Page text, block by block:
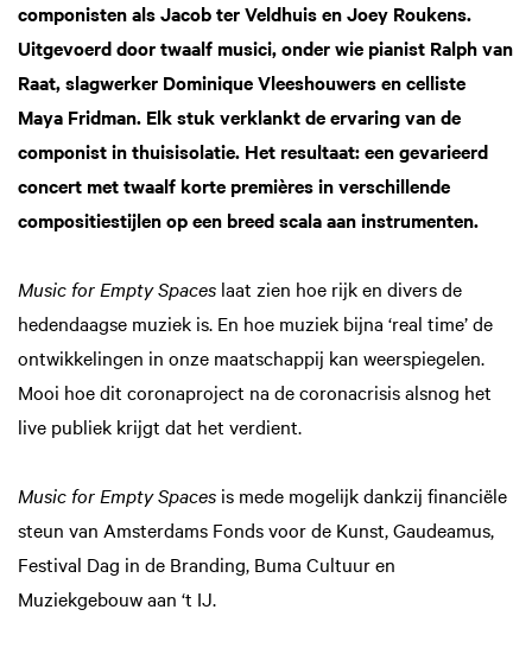
componisten als Jacob ter Veldhuis en Joey Roukens.
Uitgevoerd door twaalf musici, onder wie pianist Ralph van
Raat, slagwerker Dominique Vleeshouwers en celliste
Maya Fridman. Elk stuk verklankt de ervaring van de
componist in thuisisolatie. Het resultaat: een gevarieerd
concert met twaalf korte premières in verschillende
compositiestijlen op een breed scala aan instrumenten.
Music for Empty Spaces laat zien hoe rijk en divers de
hedendaagse muziek is. En hoe muziek bijna ‘real time’ de
ontwikkelingen in onze maatschappij kan weerspiegelen.
Mooi hoe dit coronaproject na de coronacrisis alsnog het
live publiek krijgt dat het verdient.
Music for Empty Spaces is mede mogelijk dankzij financiële
steun van Amsterdams Fonds voor de Kunst, Gaudeamus,
Festival Dag in de Branding, Buma Cultuur en
Muziekgebouw aan ‘t IJ.